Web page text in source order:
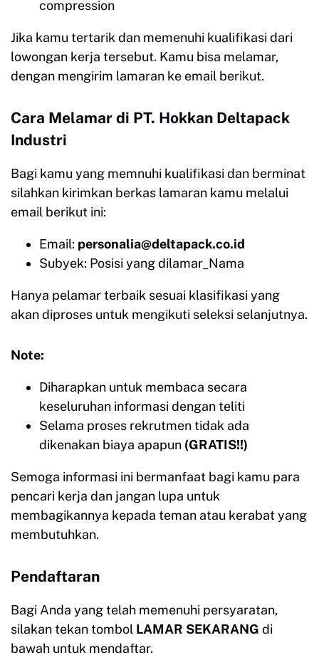
compression
Jika kamu tertarik dan memenuhi kualifikasi dari
lowongan kerja tersebut. Kamu bisa melamar,
dengan mengirim lamaran ke email berikut.
Cara Melamar di PT. Hokkan Deltapack
Industri
Bagi kamu yang memnuhi kualifikasi dan berminat
silahkan kirimkan berkas lamaran kamu melalui
email berikut ini:
Email: personalia@deltapack.co.id
Subyek: Posisi yang dilamar_Nama
Hanya pelamar terbaik sesuai klasifikasi yang
akan diproses untuk mengikuti seleksi selanjutnya.
Note:
Diharapkan untuk membaca secara
keseluruhan informasi dengan teliti
Selama proses rekrutmen tidak ada
dikenakan biaya apapun (GRATIS!!)
Semoga informasi ini bermanfaat bagi kamu para
pencari kerja dan jangan lupa untuk
membagikannya kepada teman atau kerabat yang
membutuhkan.
Pendaftaran
Bagi Anda yang telah memenuhi persyaratan,
silakan tekan tombol LAMAR SEKARANG di
bawah untuk mendaftar.